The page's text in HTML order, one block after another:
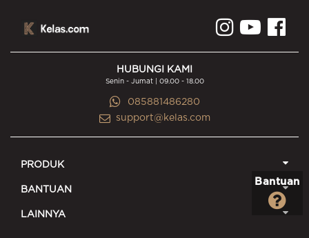
HUBUNGI KAMI
Senin - Jumat | 09.00 - 18.00
085881486280
support@kelas.com
PRODUK
BANTUAN
LAINNYA
Bantuan